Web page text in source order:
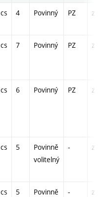
cs 4 Povinný PZ zá
cs 7 Povinný PZ zá,zk
cs 6 Povinný PZ zá,zk
cs 5
Povinně
volitelný
- zá,zk
cs 5
Povinně
- zá,zk